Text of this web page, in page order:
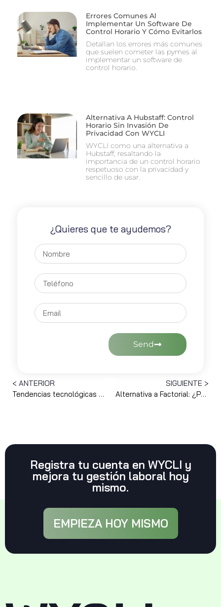
Errores Comunes Al
Implementar Un Software De
Control Horario Y Cómo Evitarlos
Detallan los errores más comunes
que suelen cometer las pymes al
implementar un software de
control horario.
Alternativa A Hubstaff: Control
Horario Sin Invasión De
Privacidad Con WYCLI
WYCLI como una alternativa a
Hubstaff, resaltando la
importancia de un control horario
respetuoso con la privacidad y
sencillo de usar.
¿Quieres que te ayudemos?
Send
< ANTERIOR
Tendencias tecnológicas en la gestión de RRHH para pymes en 2025: IA, Big Data y más
SIGUIENTE >
Alternativa a Factorial: ¿Por qué elegir WYCLI para tu pyme?
Registra tu cuenta en WYCLI y
mejora tu gestión laboral hoy
mismo.
EMPIEZA HOY MISMO